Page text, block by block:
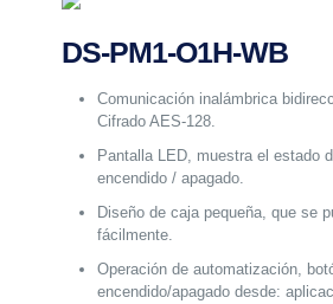
DS-PM1-O1H-WB
Comunicación inalámbrica
Cifrado AES-128.
Pantalla LED, muestra el estado
encendido / apagado.
Diseño de caja pequeña, que se
fácilmente.
Operación de automatización,
encendido/apagado desde: